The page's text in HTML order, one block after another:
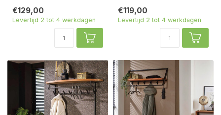
€129,00
Levertijd 2 tot 4 werkdagen
€119,00
Levertijd 2 tot 4 werkdagen